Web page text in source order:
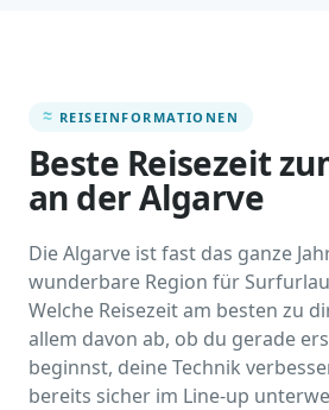
REISEINFORMATIONEN
Beste Reisezeit
an der Algarve
Die Algarve ist fast das ganze
wunderbare Region für
Welche Reisezeit am besten zu
allem davon ab, ob du gerade
beginnst, deine Technik
bereits sicher im Line-up